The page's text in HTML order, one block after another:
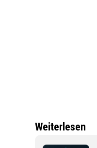
Weiterlesen